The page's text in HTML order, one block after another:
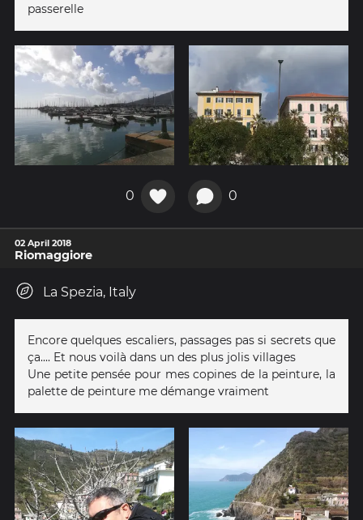
passerelle
0 0
02 April 2018
Riomaggiore
La Spezia, Italy
Encore quelques escaliers, passages pas si secrets que
ça.... Et nous voilà dans un des plus jolis villages
Une petite pensée pour mes copines de la peinture, la
palette de peinture me démange vraiment